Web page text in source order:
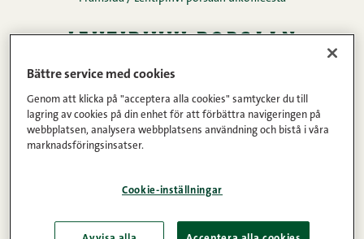
lehtipihvi porsaan
ulkofileestä
05.09.2014 • Lästid: 1 minuter DELA
Kött
Bättre service med cookies
Genom att klicka på "acceptera alla cookies" samtycker du till
lagring av cookies på din enhet för att förbättra navigeringen på
webbplatsen, analysera webbplatsens användning och bistå i våra
marknadsföringsinsatser.
Cookie-inställningar